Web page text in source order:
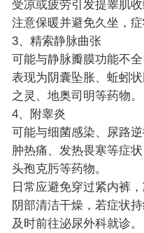
受凉或疲劳引发提睾肌
注意保暖并避免久坐，症
3、精索静脉曲张
可能与静脉瓣膜功能不
表现为阴囊坠胀、蚯蚓
之灵、地奥司明等药物。
4、附睾炎
可能与细菌感染、尿路
肿热痛、发热畏寒等症
头孢克肟等药物。
日常应避免穿过紧内裤
阴部清洁干燥，若症状
及时前往泌尿外科就诊。